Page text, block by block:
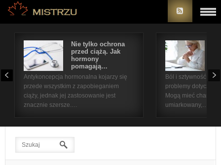
Nie tylko ochrona
przed ciążą. Jak
hormony
pomagają…
Antykoncepcja hormonalna kojarzy się
przede wszystkim z zapobieganiem
ciąży, jednak jej zastosowanie jest
znacznie szersze.…
Ból i sztywność
problemy
Mogą mieć
umiarkowany,…